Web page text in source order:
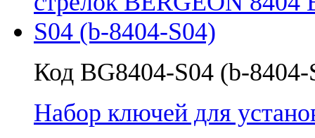
Код BG8404-S04 (b-8404-
Набор ключей для